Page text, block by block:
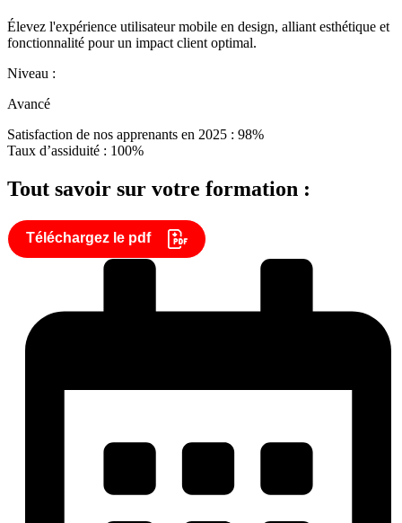
Élevez l'expérience utilisateur mobile en design, alliant esthétique et
fonctionnalité pour un impact client optimal.
Niveau :
Avancé
Satisfaction de nos apprenants en 2025 : 98%
Taux d’assiduité : 100%
Tout savoir sur votre formation :
Téléchargez le pdf